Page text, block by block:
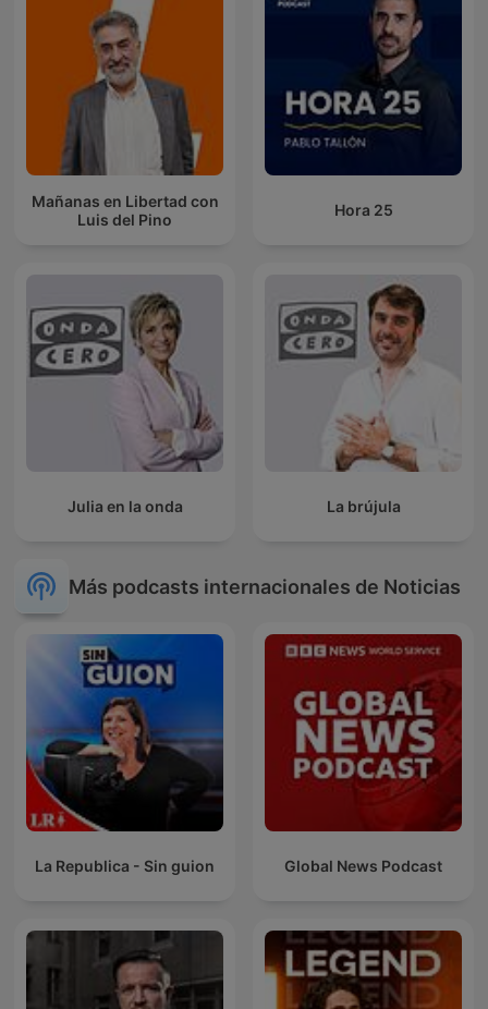
Mañanas en Libertad con
Luis del Pino
Hora 25
Julia en la onda La brújula
Más podcasts internacionales de Noticias
La Republica - Sin guion Global News Podcast